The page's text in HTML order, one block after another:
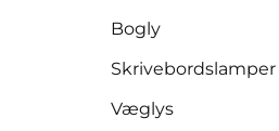
Bogly
Skrivebordslamper
Væglys